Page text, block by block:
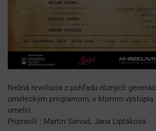
Nežná revolúcia z pohľadu rôznych
umeleckým programom, v ktorom vystúpia
umelci.
Pripravili : Martin Sarvaš, Jana Liptáková